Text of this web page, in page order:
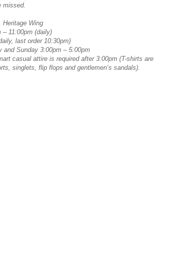
missed.
Heritage Wing
– 11:00pm (daily)
last order 10:30pm)
and Sunday 3:00pm – 5:00pm
casual attire is required after 3:00pm (T-shirts are
singlets, flip flops and gentlemen’s sandals).